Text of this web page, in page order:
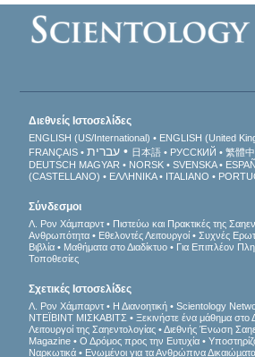
Διεθνείς Ιστοσελίδες
ENGLISH (US/International) ENGLISH (United
FRANÇAIS
עברית 日本語 РУССКИЙ 繁體
DEUTSCH MAGYAR NORSK SVENSKA
(CASTELLANO)
ΕΛΛΗΝΙΚA ITALIANO
Σύνδεσμοι
Λ. Ρον Χάμπαρντ Πιστεύω και Πρακτικές της
Ανθρωπότητα
Εθελοντές Λειτουργοί
Συχνές
Βιβλία
Μαθήματα στο Διαδίκτυο Για Επιπλέον
Τοποθεσίες
Σχετικές Ιστοσελίδες
Λ. Ρον Χάμπαρντ Η Διανοητική Scientology
ΝΤΕΪΒΙΝΤ ΜΙΣΚAΒΙΤΣ
Ξεκινήστε ένα μάθημα στο
Λειτουργοί της Σαηεντολογίας
Διεθνής Ένωση
Magazine
Ο Δρόμος προς την Ευτυχία
Ναρκωτικά
Ενωµένοι για τα Ανθρώπινα Δικαιώµατα